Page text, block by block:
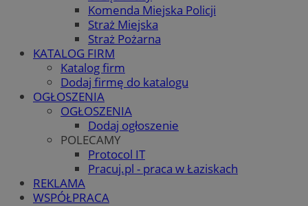
Komenda Miejska Policji
Straż Miejska
Straż Pożarna
KATALOG FIRM
Katalog firm
Dodaj firmę do katalogu
OGŁOSZENIA
OGŁOSZENIA
Dodaj ogłoszenie
POLECAMY
Protocol IT
Pracuj.pl - praca w Łaziskach
REKLAMA
WSPÓŁPRACA